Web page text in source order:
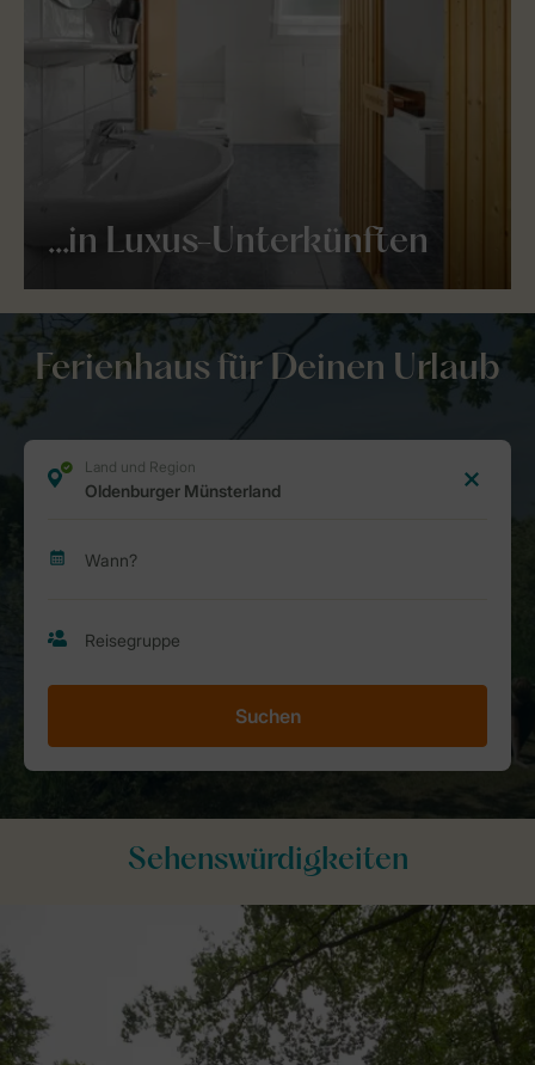
...in Luxus-Unterkünften
Ferienhaus für Deinen Urlaub
Suchen
Sehenswürdigkeiten